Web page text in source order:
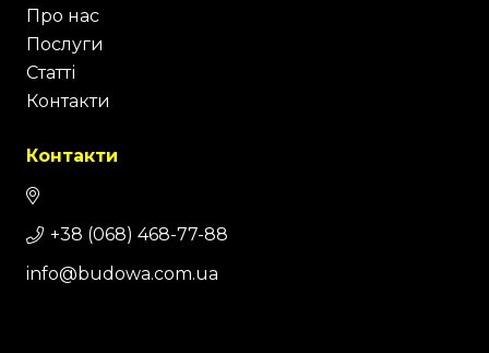
Про нас
Послуги
Статті
Контакти
Контакти
+38 (068) 468-77-88
info@budowa.com.ua